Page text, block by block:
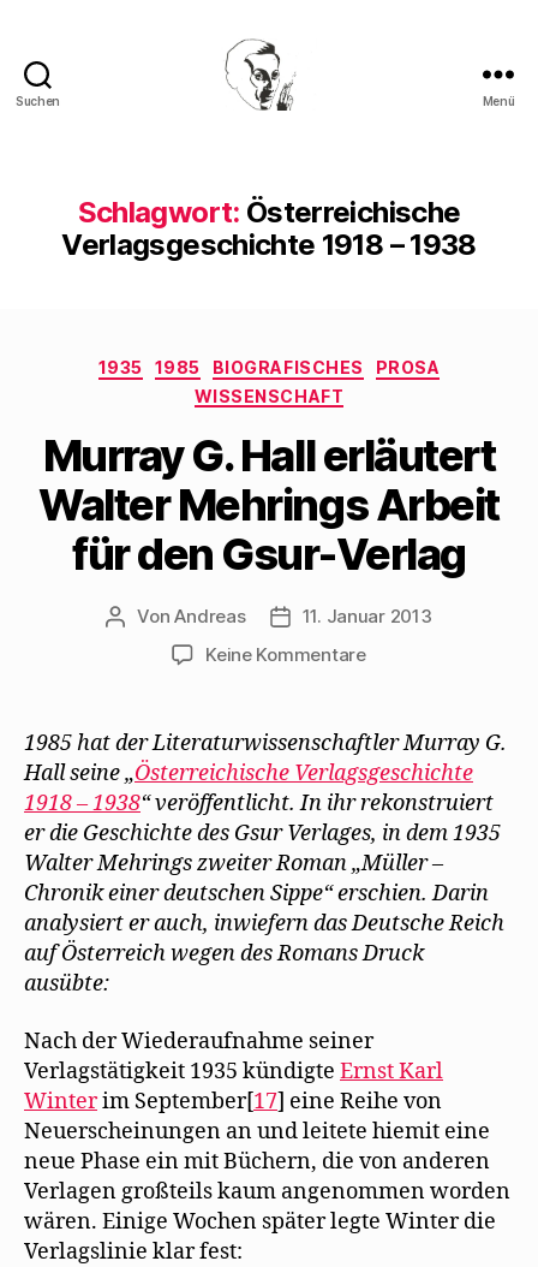
Suchen Menü
Schlagwort: Österreichische
Verlagsgeschichte 1918 – 1938
Kategorien
1935 1985 BIOGRAFISCHES
PROSA
WISSENSCHAFT
Murray G. Hall erläutert
Walter Mehrings Arbeit
für den Gsur-Verlag
Beitragsautor
VonAndreas Beitragsdatum
11. Januar 2013
Keine Kommentarezu
Hall
erläutert
Walter
Mehrings
Arbeit
für
den
Gsur-
Verlag
1985 hat der Literaturwissenschaftler Murray G.
Hall seine „Österreichische Verlagsgeschichte
1918 – 1938“ veröffentlicht. In ihr rekonstruiert
er die Geschichte des Gsur Verlages, in dem 1935
Walter Mehrings zweiter Roman „Müller –
Chronik einer deutschen Sippe“ erschien. Darin
analysiert er auch, inwiefern das Deutsche Reich
auf Österreich wegen des Romans Druck
ausübte:
Nach der Wiederaufnahme seiner
Verlagstätigkeit 1935 kündigte Ernst Karl
Winterim September[17] eine Reihe von
Neuerscheinungen an und leitete hiemit eine
neue Phase ein mit Büchern, die von anderen
Verlagen großteils kaum angenommen worden
wären. Einige Wochen später legte Winter die
Verlagslinie klar fest: